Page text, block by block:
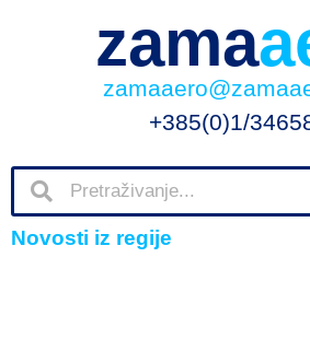
zama
+385(0)1/
Novosti iz regije